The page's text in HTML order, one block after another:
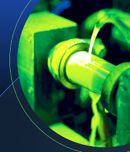
Servicios en el laboratorio
Productos
Industrias
Recursos
Contacto